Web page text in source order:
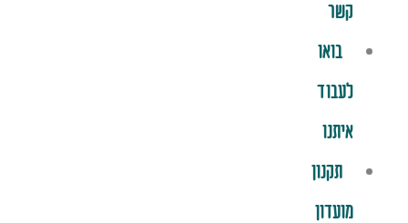
קשר
בואו
לעבוד
איתנו
תקנון
מועדון